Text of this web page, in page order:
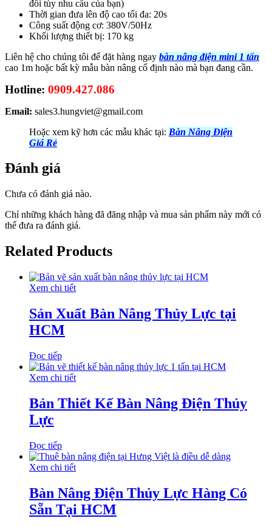
đổi tùy nhu cầu của bạn)
Thời gian đưa lên độ cao tối đa: 20s
Công suất động cơ: 380V/50Hz
Khối lượng thiết bị: 170 kg
Liên hệ cho chúng tôi để đặt hàng ngay bàn nâng điện mini 1 tấn
cao 1m hoặc bất kỳ mẫu bàn nâng cố định nào mà bạn đang cần.
Hotline: 0909.427.086
Email: sales3.hungviet@gmail.com
Hoặc xem kỹ hơn các mẫu khác tại: Bàn Nâng Điện
Giá Rẻ
Đánh giá
Chưa có đánh giá nào.
Chỉ những khách hàng đã đăng nhập và mua sản phẩm này mới có
thể đưa ra đánh giá.
Related Products
Xem chi tiết
Sản Xuất Bàn Nâng Thủy Lực tại
HCM
Đọc tiếp
Xem chi tiết
Bản Thiết Kế Bàn Nâng Điện Thủy
Lực
Đọc tiếp
Xem chi tiết
Bàn Nâng Điện Thủy Lực Hàng Có
Sẵn Tại HCM